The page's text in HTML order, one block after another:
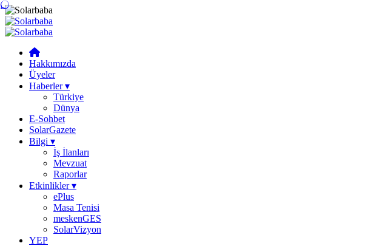
Hakkımızda
Üyeler
Haberler▾
Türkiye
Dünya
E-Sohbet
SolarGazete
Bilgi ▾
İş İlanları
Mevzuat
Raporlar
Etkinlikler▾
ePlus
Masa Tenisi
meskenGES
SolarVizyon
YEP